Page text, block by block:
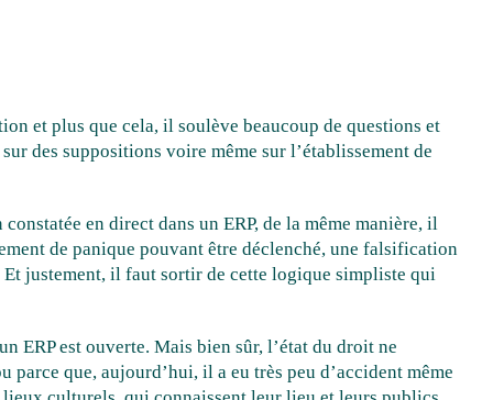
et plus que cela, il soulève beaucoup de questions et
des suppositions voire même sur l’établissement de
en direct dans un ERP, de la même manière, il
de panique pouvant être déclenché, une falsification
Et justement, il faut sortir de cette logique simpliste qui
ERP est ouverte. Mais bien sûr, l’état du droit ne
que, aujourd’hui, il a eu très peu d’accident même